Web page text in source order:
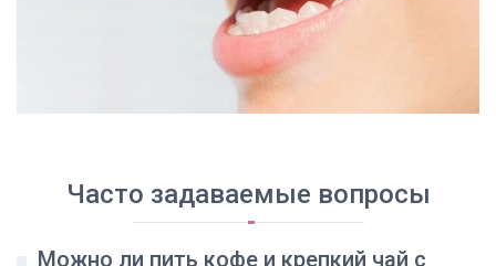
Часто задаваемые вопросы
Можно ли пить кофе и крепкий чай с